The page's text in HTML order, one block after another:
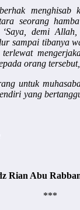
menghisab
seorang
‘Saya, demi
sampai tibanya
orang
untuk
yang
Rian Abu
***